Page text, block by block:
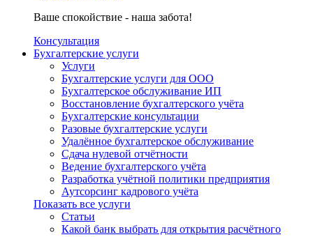
Ваше спокойствие - наша забота!
Консультация
Бухгалтерские услуги
Услуги
Бухгалтерские услуги для ООО
Бухгалтерское обслуживание ИП
Восстановление бухгалтерского учёта
Бухгалтерские консультации
Разовые бухгалтерские услуги
Удалённое бухгалтерское обслуживание
Сдача нулевой отчётности
Ведение бухгалтерского учёта
Разработка учётной политики предприятия
Аутсорсинг кадрового учёта
Показать все услуги
Статьи
Какой банк выбрать для открытия расчётного